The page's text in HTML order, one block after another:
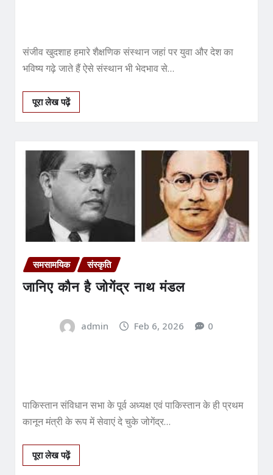
संजीव खुदशाह हमारे शैक्षणिक संस्थान जहां पर युवा और देश का
भविष्य गढ़े जाते हैं ऐसे संस्थान भी भेदभाव से…
पूरा लेख पढ़ें
समसामयिक संस्कृति
जानिए कौन है जोगेंद्र नाथ मंडल
admin Feb 6, 2026 0
पाकिस्तान संविधान सभा के पूर्व अध्यक्ष एवं पाकिस्तान के ही प्रथम
कानून मंत्री के रूप में सेवाएं दे चुके जोगेंद्र…
पूरा लेख पढ़ें